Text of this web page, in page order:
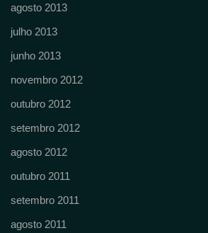
agosto 2013
julho 2013
junho 2013
novembro 2012
outubro 2012
setembro 2012
agosto 2012
outubro 2011
setembro 2011
agosto 2011